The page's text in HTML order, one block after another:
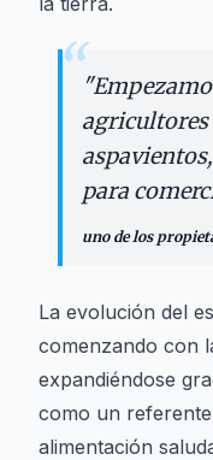
“"
agricultores
para
uno de los
La evolución del
comenzando con
expandiéndose
como un
alimentación